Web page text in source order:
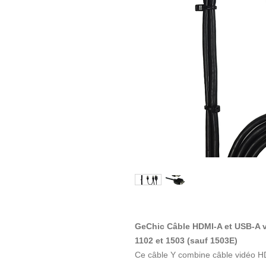
GeChic Câble HDMI-A et USB-
1102 et 1503 (sauf 1503E)
Ce câble Y combine câble vidéo